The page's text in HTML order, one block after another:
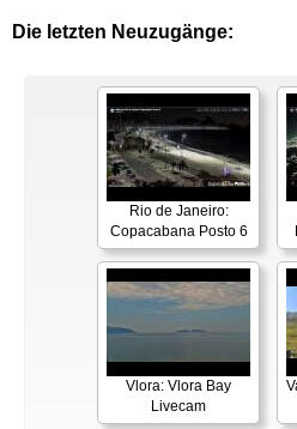
Die letzten Neuzugänge:
Rio de Janeiro:
Copacabana Posto 6
Vlora: Vlora Bay
Livecam